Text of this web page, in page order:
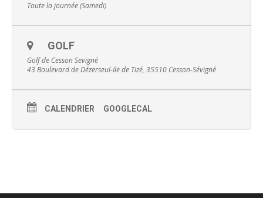
Toute la journée (Samedi)
GOLF
Golf de Cesson Sevigné
43 Boulevard de Dézerseul-Ile de Tizé, 35510 Cesson-Sévigné
CALENDRIER GOOGLECAL